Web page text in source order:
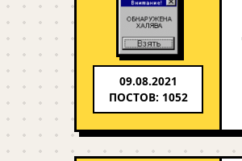
09.08.2021
ПОСТОВ: 1052